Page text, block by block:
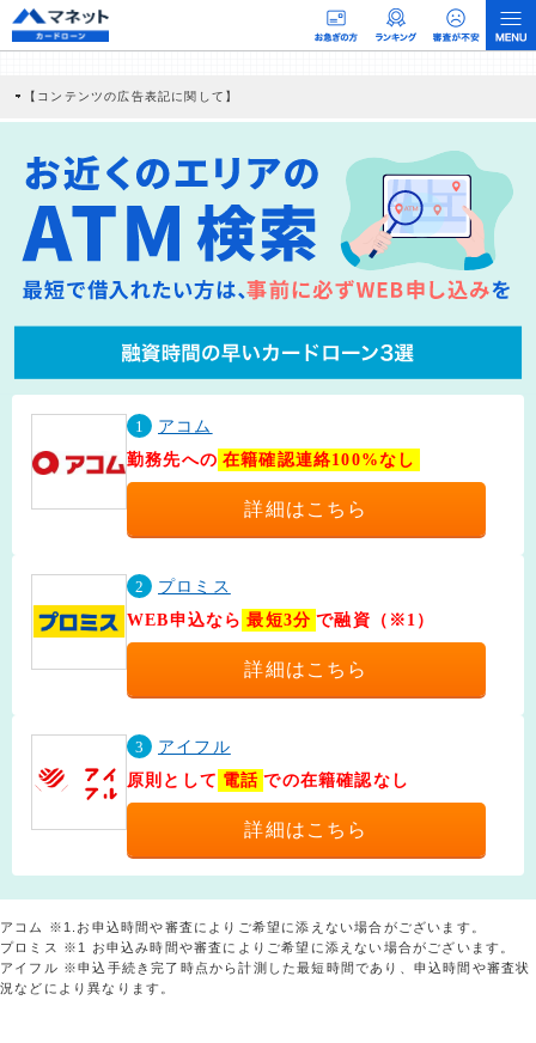
【コンテンツの広告表記に関して】
社に対して企業から紹介報酬が支払われるという収益モデルです。 ただし、特定の
商品を根拠なくPRするものではなく、当編集部の調査／ユーザーへの口コミ収集な
どに基づき、公平性を担保した情報提供を行っています。
>提携企業一覧
1
アコム
勤務先への 在籍確認連絡100%なし
詳細はこちら
2
プロミス
WEB申込なら 最短3分 で融資（※1）
詳細はこちら
3
アイフル
原則として 電話 での在籍確認なし
詳細はこちら
アコム ※1.お申込時間や審査によりご希望に添えない場合がございます。
プロミス ※1 お申込み時間や審査によりご希望に添えない場合がございます。
アイフル ※申込手続き完了時点から計測した最短時間であり、申込時間や審査状
況などにより異なります。